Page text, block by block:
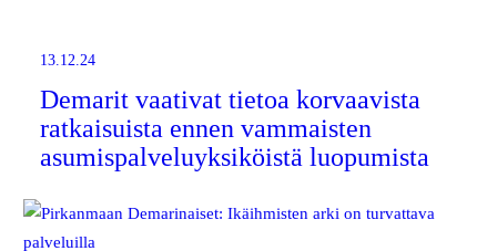
13.12.24
Demarit vaativat tietoa korvaavista
ratkaisuista ennen vammaisten
asumispalveluyksiköistä luopumista